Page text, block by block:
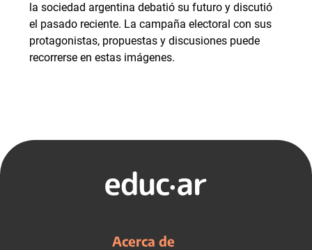
la sociedad argentina debatió su futuro y discutió
el pasado reciente. La campaña electoral con sus
protagonistas, propuestas y discusiones puede
recorrerse en estas imágenes.
Acerca de